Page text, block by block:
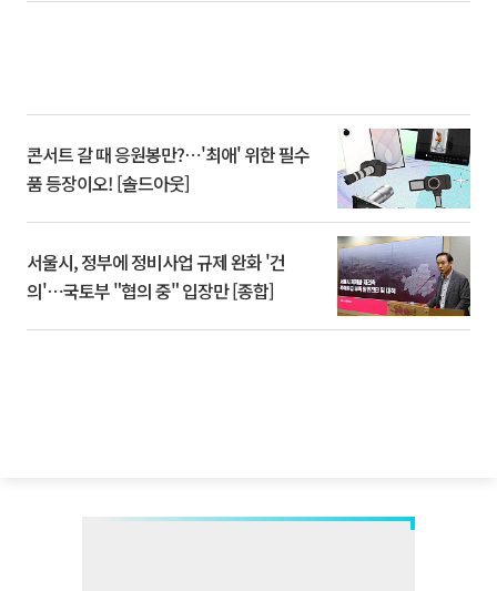
콘서트 갈 때 응원봉만?⋯'최애' 위한 필수
품 등장이오! [솔드아웃]
서울시, 정부에 정비사업 규제 완화 '건
의'⋯국토부 "협의 중" 입장만 [종합]